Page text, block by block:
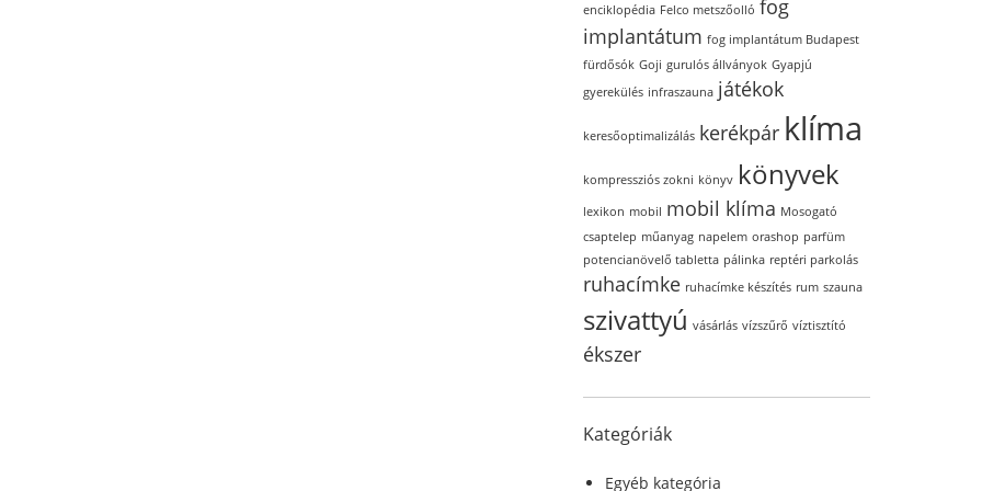
enciklopédia Felco metszőolló fog
implantátum fog implantátum Budapest
fürdősók Goji gurulós állványok Gyapjú
gyerekülés infraszauna játékok
keresőoptimalizálás kerékpár klíma
kompressziós zokni könyv könyvek
lexikon mobil mobil klíma Mosogató
csaptelep műanyag napelem orashop parfüm
potencianövelő tabletta pálinka reptéri parkolás
ruhacímke ruhacímke készítés rum szauna
szivattyú vásárlás vízszűrő víztisztító
ékszer
Kategóriák
Egyéb kategória